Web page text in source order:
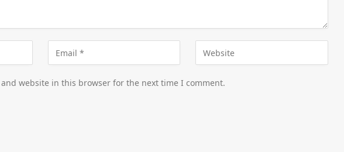
and website in this browser for the next time I comment.